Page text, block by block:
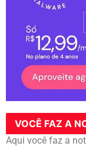
VOCÊ FAZ A
Aqui você faz a